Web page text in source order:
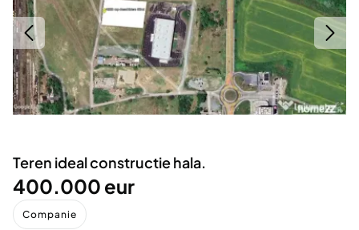
Servicii
Animale de companie
Afaceri și echipamente profesionale
Inchiriere Bunuri si Vehicule
Utilaje agricole si industriale
Piese auto si accesorii
Dacia Duster
Teren ideal constructie hala.
400.000 eur
Companie